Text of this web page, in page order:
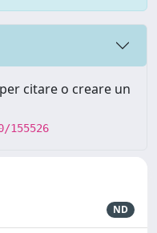
citare o creare un
ND